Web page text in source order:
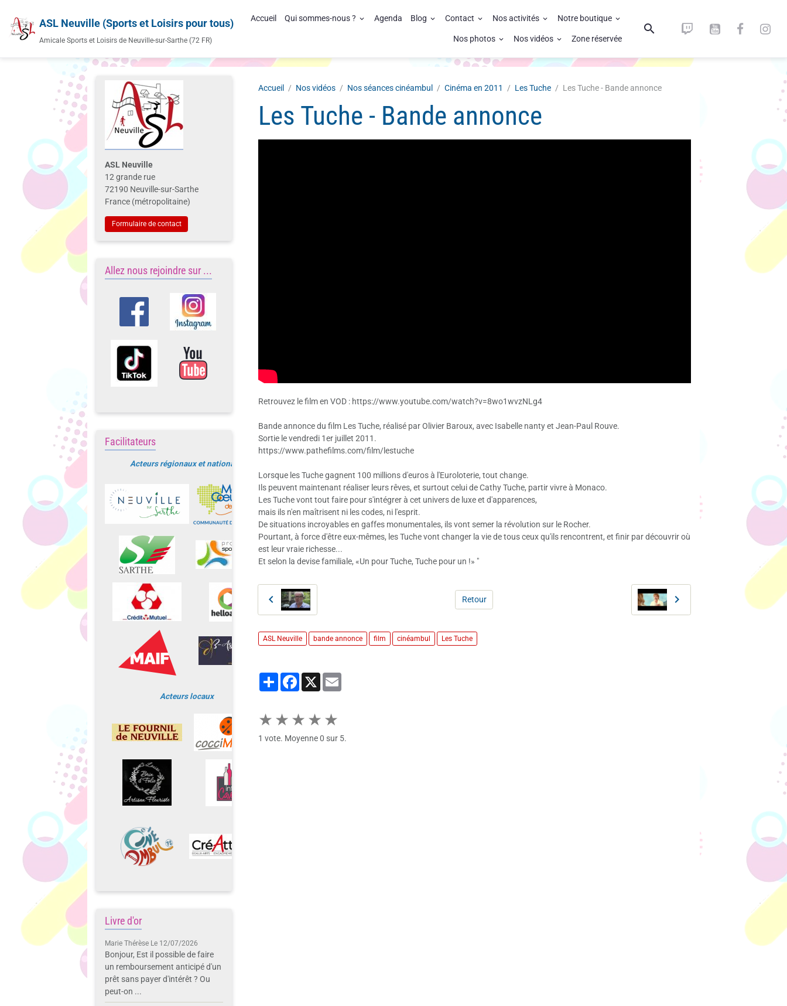
ASL Neuville (Sports et Loisirs pour tous)
Amicale Sports et Loisirs de Neuville-sur-Sarthe (72 FR)
Accueil Qui sommes-nous ? Agenda Blog Contact Nos activités Notre boutique
Nos photos Nos vidéos Zone réservée
Accueil Nos vidéos Nos séances cinéambul Cinéma en 2011 Les Tuche Les Tuche - Bande annonce
Les Tuche - Bande annonce
Retrouvez le film en VOD : https://www.youtube.com/watch?v=8wo1wvzNLg4
Bande annonce du film Les Tuche, réalisé par Olivier Baroux, avec Isabelle nanty et Jean-Paul Rouve.
Sortie le vendredi 1er juillet 2011.
https://www.pathefilms.com/film/lestuche
Lorsque les Tuche gagnent 100 millions d'euros à l'Euroloterie, tout change.
Ils peuvent maintenant réaliser leurs rêves, et surtout celui de Cathy Tuche, partir vivre à Monaco.
Les Tuche vont tout faire pour s'intégrer à cet univers de luxe et d'apparences,
mais ils n'en maîtrisent ni les codes, ni l'esprit.
De situations incroyables en gaffes monumentales, ils vont semer la révolution sur le Rocher.
Pourtant, à force d'être eux-mêmes, les Tuche vont changer la vie de tous ceux qu'ils rencontrent, et finir par découvrir où
est leur vraie richesse...
Et selon la devise familiale, «Un pour Tuche, Tuche pour un !» "
Retour
ASL Neuville bande annonce film cinéambul Les Tuche
PartagerFacebook
X Email
★ ★ ★ ★ ★
1 vote. Moyenne0 sur 5.
ASL Neuville
12 grande rue
72190 Neuville-sur-Sarthe
France (métropolitaine)
Formulaire de contact
Allez nous rejoindre sur ...
Facilitateurs
Acteurs régionaux et nationaux
Acteurs locaux
Livre d'or
Marie Thérèse Le 12/07/2026
Bonjour, Est il possible de faire
un remboursement anticipé d'un
prêt sans payer d'intérêt ? Ou
peut-on ...